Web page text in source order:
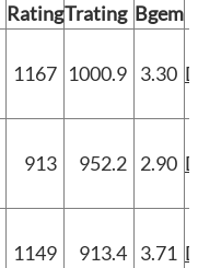
RatingTrating Bgem
1167 1000.9 3.30
913 952.2 2.90
1149 913.4 3.71